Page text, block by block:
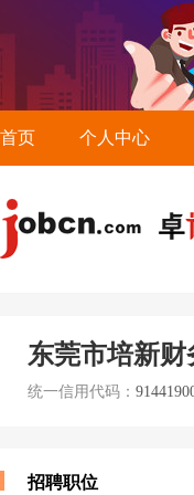
首页 个人中心
东莞市培新财
统一信用代码：
招聘职位